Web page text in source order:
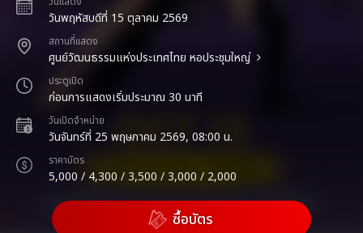
วันพฤหัสบดีที่ 15 ตุลาคม 2569
สถานที่แสดง
ศูนย์วัฒนธรรมแห่งประเทศไทย หอประชุมใหญ่
ประตูเปิด
ก่อนการแสดงเริ่มประมาณ 30 นาที
วันเปิดจำหน่าย
วันจันทร์ที่ 25 พฤษภาคม 2569, 08:00 น.
ราคาบัตร
5,000 / 4,300 / 3,500 / 3,000 / 2,000
ซื้อบัตร